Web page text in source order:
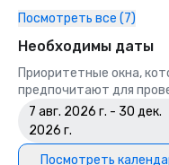
Посмотреть все (7)
Необходимы даты
Приоритетные окна,
предпочитают для
7 авг. 2026 г. - 30 дек.
2026 г.
Посмотреть